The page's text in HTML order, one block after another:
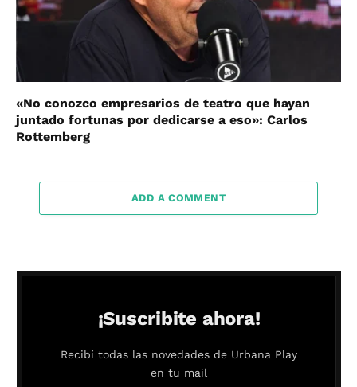
«No conozco empresarios de teatro que hayan
juntado fortunas por dedicarse a eso»: Carlos
Rottemberg
ADD A COMMENT
¡Suscribite ahora!
Recibí todas las novedades de Urbana Play
en tu mail